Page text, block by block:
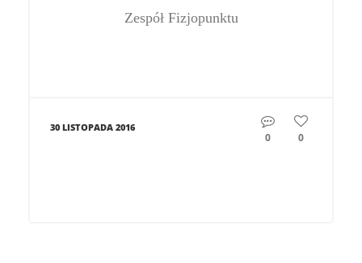
Zespół Fizjopunktu
30 LISTOPADA 2016
0 0